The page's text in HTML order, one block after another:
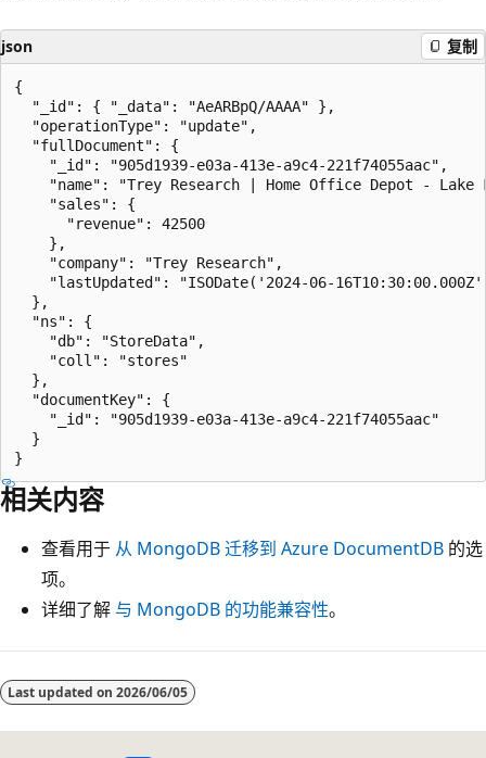
json 复制
{
  "_id": { "_data": "AeARBpQ/AAAA" },
  "operationType": "update",
  "fullDocument": {
    "_id": "905d1939-e03a-413e-a9c4-221f74055aac",
"name": "Trey Research | Home Office Depot - Lake
    "sales": {
      "revenue": 42500
    },
    "company": "Trey Research",
"lastUpdated": "ISODate('2024-06-
  },
  "ns": {
    "db": "StoreData",
    "coll": "stores"
  },
  "documentKey": {
    "_id": "905d1939-e03a-413e-a9c4-221f74055aac"
  }
相关内容
查看用于 从 MongoDB 迁移到 Azure DocumentDB 的选
项。
详细了解 与 MongoDB 的功能兼容性。
Last updated on 2026/06/05